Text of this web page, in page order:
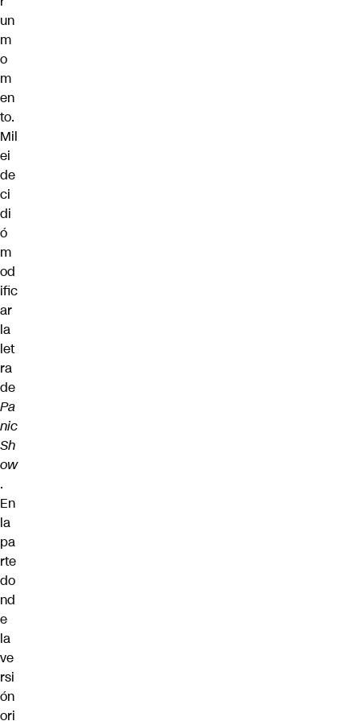
un
m
o
m
en
to.
Mil
ei
de
ci
di
ó
m
od
ific
ar
la
let
ra
de
Pa
nic
Sh
ow
.
En
la
pa
rte
do
nd
e
la
ve
rsi
ón
ori